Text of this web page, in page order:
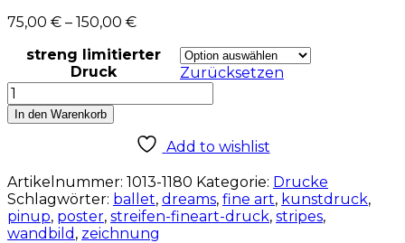
75,00 € – 150,00 €
streng limitierter
Druck
Zurücksetzen
Kunstdruck
Play
with
In den Warenkorb
Add to wishlist
Artikelnummer: 1013-1180 Kategorie: Drucke
Schlagwörter: ballet, dreams, fine art, kunstdruck,
pinup, poster, streifen-fineart-druck, stripes,
wandbild , zeichnung